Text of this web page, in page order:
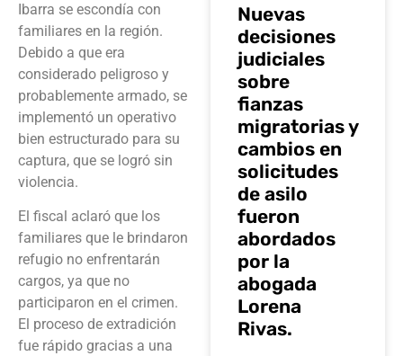
Ibarra se escondía con
familiares en la región.
Debido a que era
considerado peligroso y
probablemente armado, se
implementó un operativo
bien estructurado para su
captura, que se logró sin
violencia.
El fiscal aclaró que los
familiares que le brindaron
refugio no enfrentarán
cargos, ya que no
participaron en el crimen.
El proceso de extradición
fue rápido gracias a una
Nuevas
decisiones
judiciales
sobre
fianzas
migratorias y
cambios en
solicitudes
de asilo
fueron
abordados
por la
abogada
Lorena
Rivas.